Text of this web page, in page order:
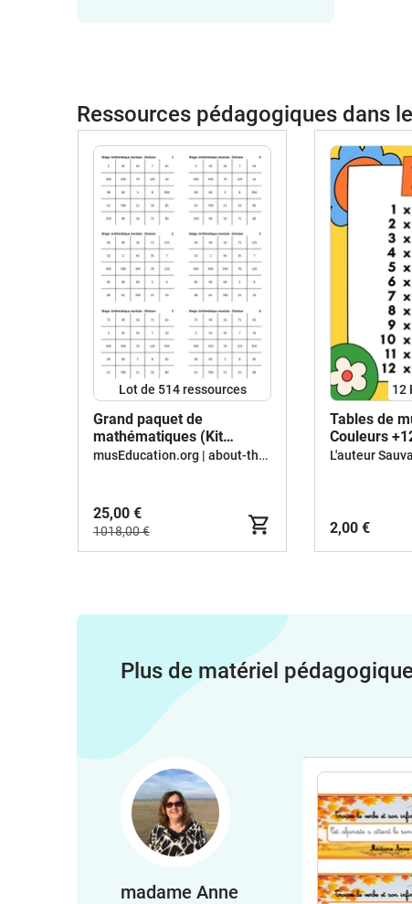
Ressources pédagogiques dans
Lot de 514 ressources
Grand paquet de
mathématiques (Kit
pédagogique)
musEducation.org | about-the-world.org
25,00 €
1018,00 €
12
Tables de
Couleurs
d'activités
L'auteur
2,00 €
Plus de matériel
madame Anne